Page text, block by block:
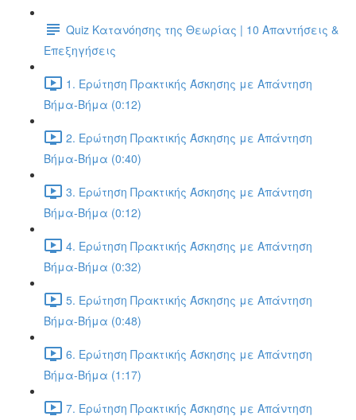
Quiz Κατανόησης της Θεωρίας | 10 Απαντήσεις &
Επεξηγήσεις
1. Ερώτηση Πρακτικής Άσκησης με Απάντηση
Βήμα-Βήμα (0:12)
2. Ερώτηση Πρακτικής Άσκησης με Απάντηση
Βήμα-Βήμα (0:40)
3. Ερώτηση Πρακτικής Άσκησης με Απάντηση
Βήμα-Βήμα (0:12)
4. Ερώτηση Πρακτικής Άσκησης με Απάντηση
Βήμα-Βήμα (0:32)
5. Ερώτηση Πρακτικής Άσκησης με Απάντηση
Βήμα-Βήμα (0:48)
6. Ερώτηση Πρακτικής Άσκησης με Απάντηση
Βήμα-Βήμα (1:17)
7. Ερώτηση Πρακτικής Άσκησης με Απάντηση